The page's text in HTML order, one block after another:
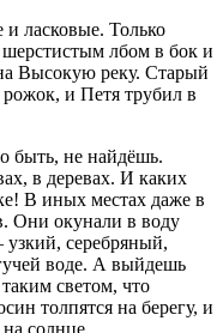
и ласковые. Только
лбом в бок и
Высокую реку. Старый
и Петя трубил в
быть, не найдёшь.
в деревах. И каких
В иных местах даже в
Они окунали в воду
серебряный,
воде. А выйдешь
светом, что
толпятся на берегу, и
солнце.